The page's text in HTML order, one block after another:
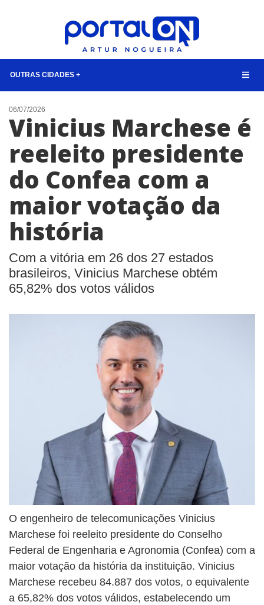
OUTRAS CIDADES +
NOTÍCIAS
LISTA DIGITAL
TELEFONES ÚTEIS
QUEM SOMOS
CONTATO
ANUNCIE
06/07/2026
Vinicius Marchese é
reeleito presidente
do Confea com a
maior votação da
história
Com a vitória em 26 dos 27 estados
brasileiros, Vinicius Marchese obtém
65,82% dos votos válidos
O engenheiro de telecomunicações Vinicius
Marchese foi reeleito presidente do Conselho
Federal de Engenharia e Agronomia (Confea) com a
maior votação da história da instituição. Vinicius
Marchese recebeu 84.887 dos votos, o equivalente
a 65,82% dos votos válidos, estabelecendo um